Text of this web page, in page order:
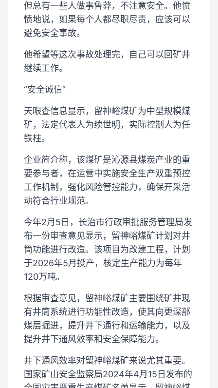
但总有一些人做事鲁莽，不注意安全。他愤
愤地说，如果每个人都尽职尽责，应该可以
避免安全事故。
他希望等这次事故处理完，自己可以回矿井
继续工作。
“安全诚信”
天眼查信息显示，留神峪煤矿为中型规模煤
矿，法定代表人为续世明，实际控制人为任
铁柱。
企业简介称，该煤矿是沁源县煤炭产业的重
要参与者，在运营中实施安全生产双重预控
工作机制，强化风险管控能力，确保开采活
动符合行业规范。
今年2月5日，长治市行政审批服务管理局发
布一份审查意见显示，留神峪煤矿计划对井
筒功能进行改造。该项目为改建工程，计划
于2026年5月投产，核定生产能力为每年
120万吨。
根据审查意见，留神峪煤矿主要围绕矿井现
有井筒系统进行功能性改造，使其向更深部
煤层掘进，提升井下通行和运输能力，以及
提升井下通风效率和安全保障能力。
井下通风效率对留神峪煤矿来说尤其重要。
国家矿山安全监察局2024年4月15日发布的